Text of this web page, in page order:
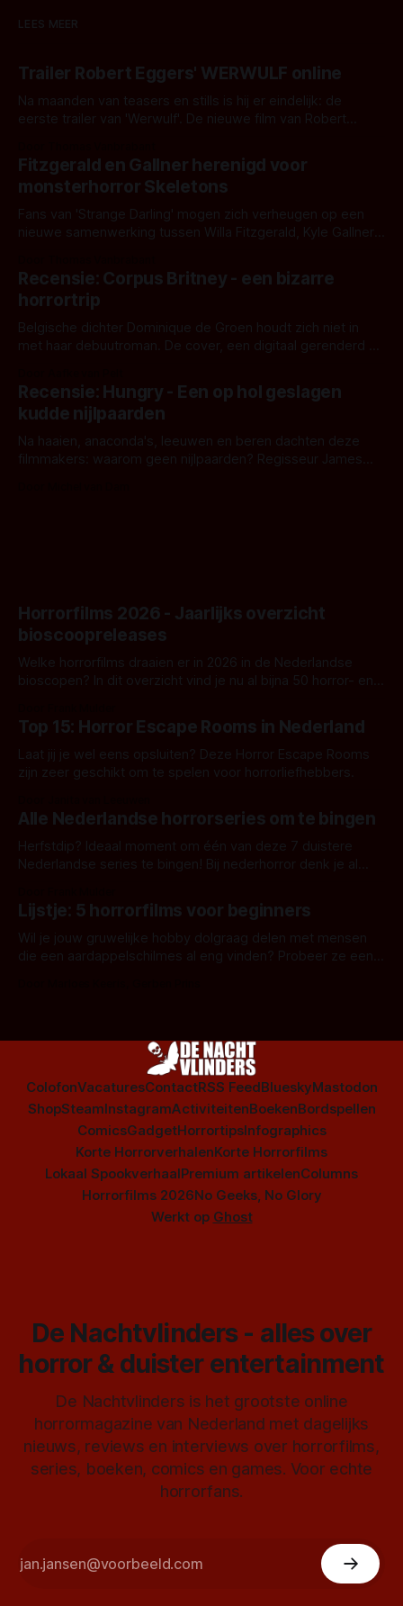
LEES MEER
Trailer Robert Eggers' WERWULF online
Na maanden van teasers en stills is hij er eindelijk: de
eerste trailer van 'Werwulf'. De nieuwe film van Robert
kille stijl vol folklore en mythe. Het topic deze keer is (kon
het het al raden?)... de weerwolf. Kijk je mee?
Fitzgerald en Gallner herenigd voor
monsterhorror Skeletons
Fans van 'Strange Darling' mogen zich verheugen op een
nieuwe samenwerking tussen Willa Fitzgerald, Kyle Gallner
'Skeletons', een nieuwe creature feature waarvoor de
opnames zijn gestart in Australië.
Recensie: Corpus Britney - een bizarre
horrortrip
Belgische dichter Dominique de Groen houdt zich niet in
met haar debuutroman. De cover, een digitaal gerenderd en
achtergrond, belooft iets kleurrijks maar onheilspellends,
iets ongrijpbaars. En dat maakt De Groen met ieder woord
waar.
Recensie: Hungry - Een op hol geslagen
kudde nijlpaarden
Na haaien, anaconda's, leeuwen en beren dachten deze
filmmakers: waarom geen nijlpaarden? Regisseur James
Horrorfilms 2026 - Jaarlijks overzicht
bioscoopreleases
Welke horrorfilms draaien er in 2026 in de Nederlandse
bioscopen? In dit overzicht vind je nu al bijna 50 horror- en
Top 15: Horror Escape Rooms in Nederland
Laat jij je wel eens opsluiten? Deze Horror Escape Rooms
zijn zeer geschikt om te spelen voor horrorliefhebbers.
Alle Nederlandse horrorseries om te bingen
Herfstdip? Ideaal moment om één van deze 7 duistere
Nederlandse series te bingen! Bij nederhorror denk je al
Amsterdamned of The Johnsons. Maar Nederlandse horror
is niet beperkt tot films. Hier een aantal Nederlandse tv-
series uit het duistere of horrorgenre. Als
Lijstje: 5 horrorfilms voor beginners
Wil je jouw gruwelijke hobby dolgraag delen met mensen
die een aardappelschilmes al eng vinden? Probeer ze eens
ColofonVacaturesContactRSS FeedBlueskyMastodon
ShopSteamInstagramActiviteitenBoekenBordspellen
ComicsGadgetHorrortipsInfographics
Korte HorrorverhalenKorte Horrorfilms
Lokaal SpookverhaalPremium artikelenColumns
Horrorfilms 2026No Geeks, No Glory
Werkt op Ghost
De Nachtvlinders - alles over
horror & duister entertainment
De Nachtvlinders is het grootste online
horrormagazine van Nederland met dagelijks
nieuws, reviews en interviews over horrorfilms,
series, boeken, comics en games. Voor echte
horrorfans.